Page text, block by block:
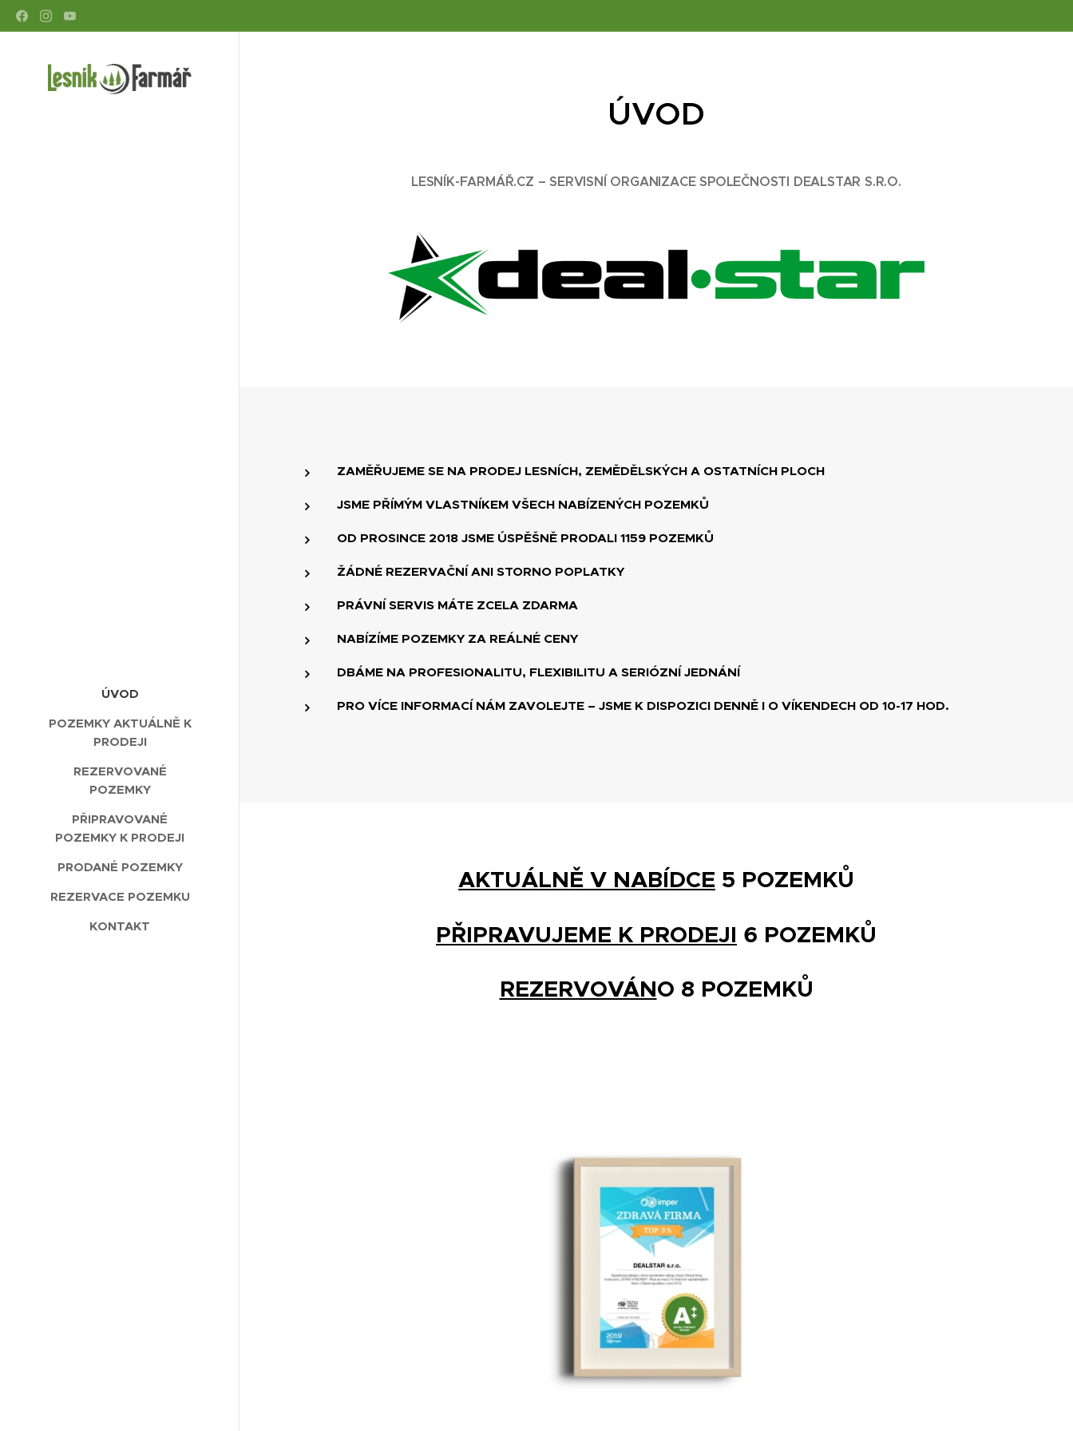
ÚVOD
POZEMKY AKTUÁLNĚ K
PRODEJI
REZERVOVANÉ
POZEMKY
PŘIPRAVOVANÉ
POZEMKY K PRODEJI
PRODANÉ POZEMKY
REZERVACE POZEMKU
KONTAKT
ÚVOD
LESNÍK-FARMÁŘ.CZ – SERVISNÍ ORGANIZACE SPOLEČNOSTI DEALSTAR S.R.O.
ZAMĚŘUJEME SE NA PRODEJ LESNÍCH, ZEMĚDĚLSKÝCH A OSTATNÍCH PLOCH
JSME PŘÍMÝM VLASTNÍKEM VŠECH NABÍZENÝCH POZEMKŮ
OD PROSINCE 2018 JSME ÚSPĚŠNĚ PRODALI 1159 POZEMKŮ
ŽÁDNÉ REZERVAČNÍ ANI STORNO POPLATKY
PRÁVNÍ SERVIS MÁTE ZCELA ZDARMA
NABÍZÍME POZEMKY ZA REÁLNÉ CENY
DBÁME NA PROFESIONALITU, FLEXIBILITU A SERIÓZNÍ JEDNÁNÍ
PRO VÍCE INFORMACÍ NÁM ZAVOLEJTE – JSME K DISPOZICI DENNĚ I O VÍKENDECH OD 10-17 HOD.
AKTUÁLNĚ V NABÍDCE 5 POZEMKŮ
PŘIPRAVUJEME K PRODEJI 6 POZEMKŮ
REZERVOVÁNO 8 POZEMKŮ